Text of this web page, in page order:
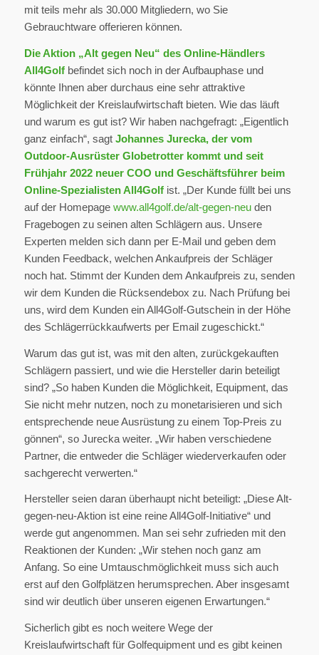
mit teils mehr als 30.000 Mitgliedern, wo Sie
Gebrauchtware offerieren können.
Die Aktion „Alt gegen Neu“ des Online-Händlers
All4Golfbefindet sich noch in der Aufbauphase und
könnte Ihnen aber durchaus eine sehr attraktive
Möglichkeit der Kreislaufwirtschaft bieten. Wie das läuft
und warum es gut ist? Wir haben nachgefragt: „Eigentlich
ganz einfach“, sagt Johannes Jurecka, der vom
Outdoor-Ausrüster Globetrotter kommt und seit
Frühjahr 2022 neuer COO und Geschäftsführer beim
Online-Spezialisten All4Golfist. „Der Kunde füllt bei uns
auf der Homepage www.all4golf.de/alt-gegen-neuden
Fragebogen zu seinen alten Schlägern aus. Unsere
Experten melden sich dann per E-Mail und geben dem
Kunden Feedback, welchen Ankaufpreis der Schläger
noch hat. Stimmt der Kunden dem Ankaufpreis zu, senden
wir dem Kunden die Rücksendebox zu. Nach Prüfung bei
uns, wird dem Kunden ein All4Golf-Gutschein in der Höhe
des Schlägerrückkaufwerts per Email zugeschickt.“
Warum das gut ist, was mit den alten, zurückgekauften
Schlägern passiert, und wie die Hersteller darin beteiligt
sind? „So haben Kunden die Möglichkeit, Equipment, das
Sie nicht mehr nutzen, noch zu monetarisieren und sich
entsprechende neue Ausrüstung zu einem Top-Preis zu
gönnen“, so Jurecka weiter. „Wir haben verschiedene
Partner, die entweder die Schläger wiederverkaufen oder
sachgerecht verwerten.“
Hersteller seien daran überhaupt nicht beteiligt: „Diese Alt-
gegen-neu-Aktion ist eine reine All4Golf-Initiative“ und
werde gut angenommen. Man sei sehr zufrieden mit den
Reaktionen der Kunden: „Wir stehen noch ganz am
Anfang. So eine Umtauschmöglichkeit muss sich auch
erst auf den Golfplätzen herumsprechen. Aber insgesamt
sind wir deutlich über unseren eigenen Erwartungen.“
Sicherlich gibt es noch weitere Wege der
Kreislaufwirtschaft für Golfequipment und es gibt keinen